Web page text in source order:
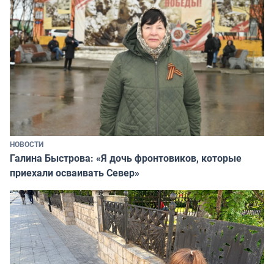
НОВОСТИ
Галина Быстрова: «Я дочь фронтовиков, которые
приехали осваивать Север»